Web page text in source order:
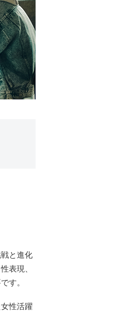
と進化
表現、
す。
性活躍